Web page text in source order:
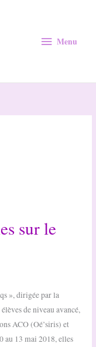
Menu
Menu
sur le
», dirigée par la
de niveau avancé,
ACO (Oé’siris) et
au 13 mai 2018, elles